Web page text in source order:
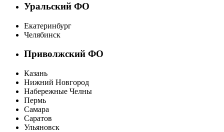
Уральский ФО
Екатеринбург
Челябинск
Приволжский ФО
Казань
Нижний Новгород
Набережные Челны
Пермь
Самара
Саратов
Ульяновск